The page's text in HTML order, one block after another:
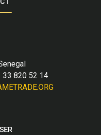
33 820 52 14